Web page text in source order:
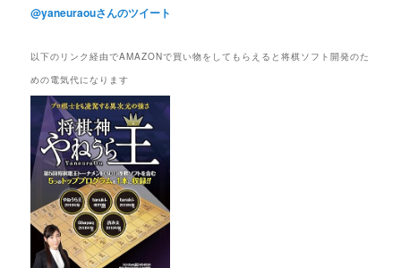
@yaneuraouさんのツイート
以下のリンク経由でAMAZONで買い物をしてもらえると将棋ソフト開発のた
めの電気代になります